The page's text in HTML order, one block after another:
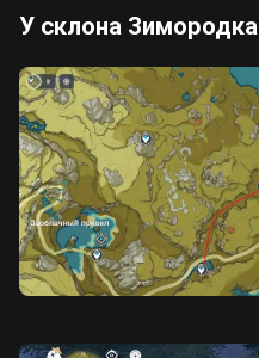
У склона Зимородка